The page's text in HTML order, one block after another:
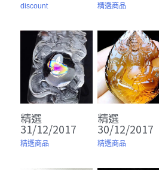
discount 精選商品
精選
31/12/2017
精選商品
精選
30/12/2017
精選商品